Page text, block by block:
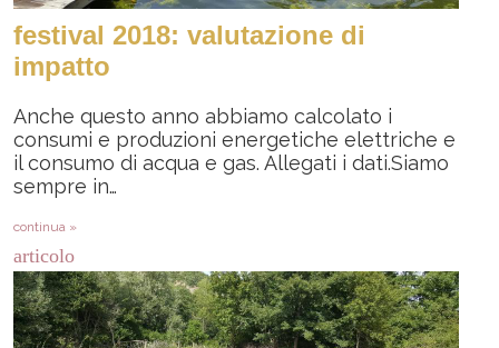
festival 2018: valutazione di
impatto
Anche questo anno abbiamo calcolato i
consumi e produzioni energetiche elettriche e
il consumo di acqua e gas. Allegati i dati.Siamo
sempre in…
continua »
articolo